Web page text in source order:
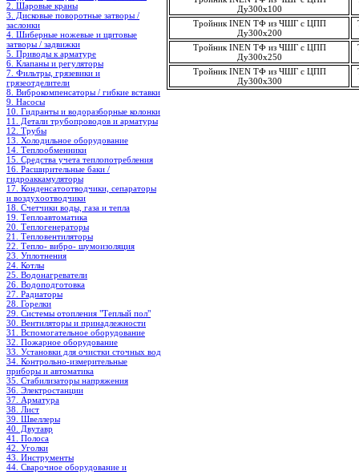
2. Шаровые краны
3. Дисковые поворотные затворы /
заслонки
4. Шиберные ножевые и щитовые
затворы / задвижки
5. Приводы к арматуре
6. Клапаны и регуляторы
7. Фильтры, грязевики и
грязеотделители
8. Виброкомпенсаторы / гибкие вставки
9. Насосы
10. Гидранты и водоразборные колонки
11. Детали трубопроводов и арматуры
12. Трубы
13. Холодильное oборудование
14. Теплообменники
15. Средства учета теплопотребления
16. Расширительные баки /
гидроаккамуляторы
17. Конденсатоотводчики, сепараторы
и воздухоотводчики
18. Счетчики воды, газа и тепла
19. Теплоавтоматика
20. Теплогенераторы
21. Тепловентиляторы
22. Тепло- вибро- шумоизоляция
23. Уплотнения
24. Котлы
25. Водонагреватели
26. Водоподготовка
27. Радиаторы
28. Горелки
29. Системы отопления "Теплый пол"
30. Вентиляторы и принадлежности
31. Вспомогательное оборудование
32. Пожарное оборудование
33. Установки для очистки сточных вод
34. Контрольно-измерительные
приборы и автоматика
35. Стабилизаторы напряжения
36. Электростанции
37. Арматура
38. Лист
39. Швеллеры
40. Двутавр
41. Полоса
42. Уголки
43. Инструменты
44. Сварочное оборудование и
Ду300х100
Тройник INEN ТФ из ЧШГ с ЦПП
Ду300х200
Тройник INEN ТФ из ЧШГ с ЦПП
Ду300х250
Тройник INEN ТФ из ЧШГ с ЦПП
Ду300х300